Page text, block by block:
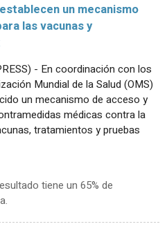
un mecanismo
las vacunas y
- En coordinación con los
Mundial de la Salud (OMS)
un mecanismo de acceso y
médicas contra la
tratamientos y pruebas
tiene un 65% de